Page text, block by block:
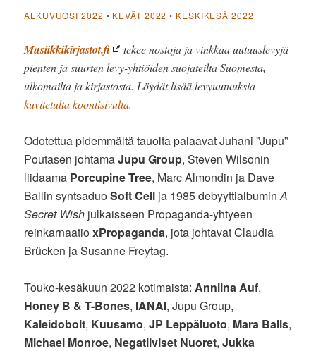
ALKUVUOSI 2022 • KEVÄT 2022 • KESKIKESÄ 2022
Musiikkikirjastot.fi
tekee nostoja ja vinkkaa uutuuslevyjä
pienten ja suurten levy-yhtiöiden suojateilta Suomesta,
ulkomailta ja kirjastosta. Löydät lisää levyuutuuksia
kuvitetulta koontisivulta.
Odotettua pidemmältä tauolta palaavat Juhani ”Jupu”
Poutasen johtamaJupu Group, Steven Wilsonin
liidaama Porcupine Tree, Marc Almondin ja Dave
Ballin syntsaduoSoft Cell ja 1985 debyyttialbuminA
Secret Wish julkaisseen Propaganda-yhtyeen
reinkarnaatioxPropaganda, jota johtavat Claudia
Brücken ja Susanne Freytag.
Touko-kesäkuun 2022 kotimaista: Anniina Auf,
Honey B & T-Bones, IANAI, Jupu Group,
Kaleidobolt, Kuusamo,JP Leppäluoto, Mara Balls,
Michael Monroe, Negatiiviset Nuoret,Jukka